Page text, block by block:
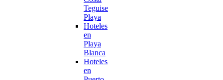
Teguise
Playa
Hoteles
en
Playa
Blanca
Hoteles
en